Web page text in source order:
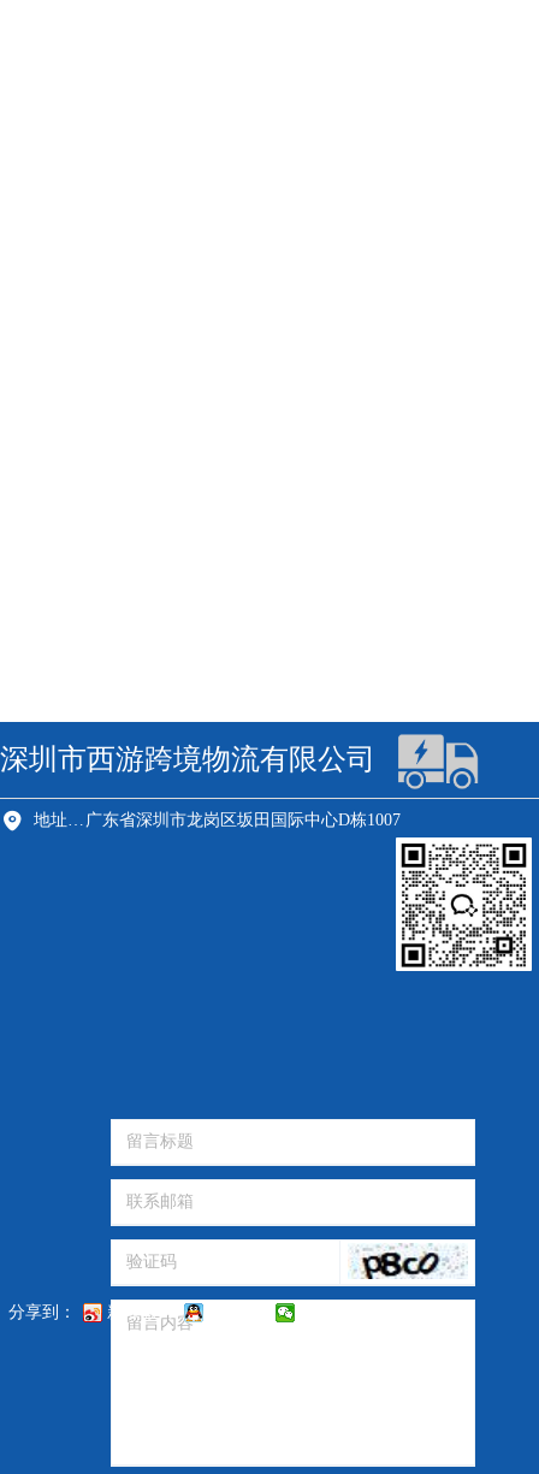
深圳市西游跨境物流有限公司
地址：深圳市龙岗区 广东省深圳市龙岗区坂田国际中心D栋1007
分享到： 新浪微博